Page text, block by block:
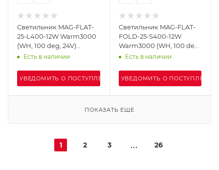
Светильник MAG-FLAT-
25-L400-12W Warm3000
(WH, 100 deg, 24V)
(Arlight, IP20 Металл, 3
Есть в наличии
УВЕДОМИТЬ О ПОСТУПЛЕНИИ
Светильник MAG-FLAT-
FOLD-25-S400-12W
Warm3000 (WH, 100 deg,
24V) (Arlight, IP20
Есть в наличии
УВЕДОМИТЬ О ПОСТУПЛЕНИИ
ПОКАЗАТЬ ЕЩЕ
1 2 3 26